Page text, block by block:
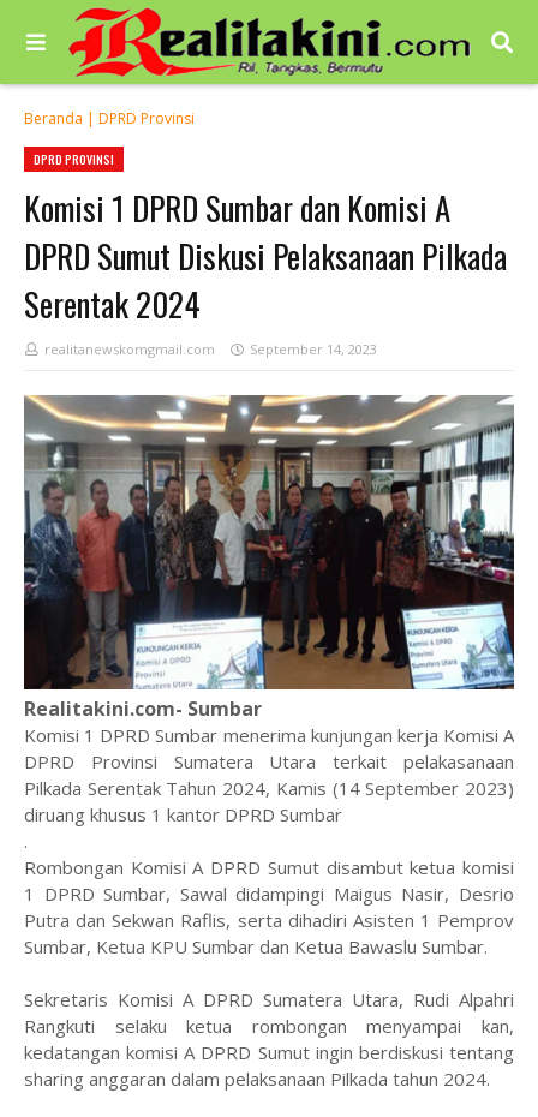
Beranda | DPRD Provinsi
DPRD PROVINSI
Komisi 1 DPRD Sumbar dan Komisi A
DPRD Sumut Diskusi Pelaksanaan Pilkada
Serentak 2024
realitanewskomgmail.com September 14, 2023
Realitakini.com- Sumbar
Komisi 1 DPRD Sumbar menerima kunjungan kerja Komisi A
DPRD Provinsi Sumatera Utara terkait pelakasanaan
Pilkada Serentak Tahun 2024, Kamis (14 September 2023)
diruang khusus 1 kantor DPRD Sumbar
.
Rombongan Komisi A DPRD Sumut disambut ketua komisi
1 DPRD Sumbar, Sawal didampingi Maigus Nasir, Desrio
Putra dan Sekwan Raflis, serta dihadiri Asisten 1 Pemprov
Sumbar, Ketua KPU Sumbar dan Ketua Bawaslu Sumbar.
Sekretaris Komisi A DPRD Sumatera Utara, Rudi Alpahri
Rangkuti selaku ketua rombongan menyampai kan,
kedatangan komisi A DPRD Sumut ingin berdiskusi tentang
sharing anggaran dalam pelaksanaan Pilkada tahun 2024.